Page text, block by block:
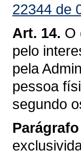
22344 de
Art. 14. O
pelo
pela
pessoa
segundo